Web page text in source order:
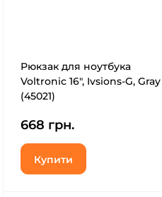
Рюкзак для ноутбука
Voltronic 16", Ivsions-G, Gray
(45021)
668 грн.
Купити